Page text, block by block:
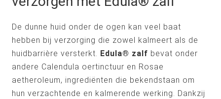
De dunne huid onder de ogen kan veel baat
hebben bij verzorging die zowel kalmeert als de
huidbarrière versterkt. Edula® zalf bevat onder
andere Calendula oertinctuur en Rosae
aetheroleum, ingrediënten die bekendstaan om
hun verzachtende en kalmerende werking. Dankzij